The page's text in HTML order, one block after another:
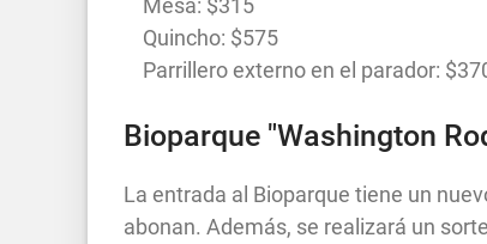
Quincho: $575
Parrillero externo en el parador:
Bioparque "Washington
La entrada al Bioparque tiene un
abonan. Además, se realizará un